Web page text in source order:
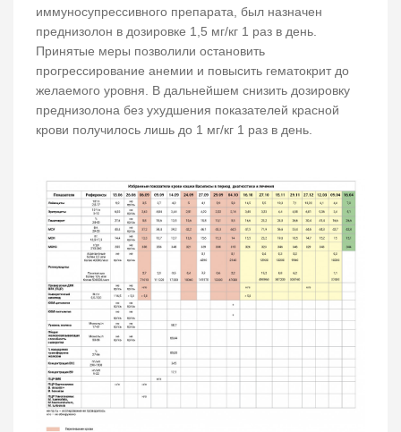
иммуносупрессивного препарата, был назначен
преднизолон в дозировке 1,5 мг/кг 1 раз в день.
Принятые меры позволили остановить
прогрессирование анемии и повысить гематокрит до
желаемого уровня. В дальнейшем снизить дозировку
преднизолона без ухудшения показателей красной
крови получилось лишь до 1 мг/кг 1 раз в день.